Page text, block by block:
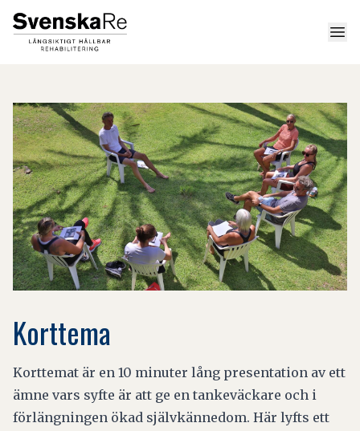
Korttema
Korttemat är en 10 minuter lång presentation av ett
ämne vars syfte är att ge en tankeväckare och i
förlängningen ökad självkännedom. Här lyfts ett